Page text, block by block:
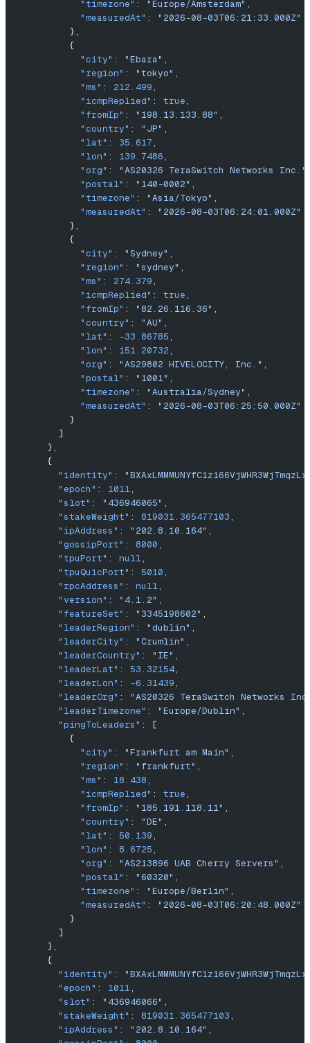
            "timezone"
: "Europe/Amsterdam" ,
            "measuredAt"
: "2026-08-03T06:21:33.000Z"
          },
          {
            "city"
: "Ebara" ,
            "region"
: "tokyo" ,
            "ms"
: 212.499,
            "icmpReplied"
: true,
            "fromIp"
: "198.13.133.88" ,
            "country"
: "JP" ,
            "lat"
: 35.617,
            "lon"
: 139.7486,
            "org"
: "AS20326 TeraSwitch Networks Inc."
            "postal"
: "140-0002" ,
            "timezone"
: "Asia/Tokyo" ,
            "measuredAt"
: "2026-08-03T06:24:01.000Z"
          },
          {
            "city"
: "Sydney" ,
            "region"
: "sydney" ,
            "ms"
: 274.379,
            "icmpReplied"
: true,
            "fromIp"
: "82.26.116.36" ,
            "country"
: "AU" ,
            "lat"
: -33.86785,
            "lon"
: 151.20732,
            "org"
: "AS29802 HIVELOCITY, Inc." ,
            "postal"
: "1001" ,
            "timezone"
: "Australia/Sydney" ,
            "measuredAt"
: "2026-08-03T06:25:50.000Z"
          }
        ]
      },
      {
        "identity"
:
        "epoch"
: 1011,
        "slot"
: "436946065" ,
        "stakeWeight"
: 819031.365477103,
        "ipAddress"
: "202.8.10.164" ,
        "gossipPort"
: 8000,
        "tpuPort"
: null,
        "tpuQuicPort"
: 5010,
        "rpcAddress"
: null,
        "version"
: "4.1.2" ,
        "featureSet"
: "3345198602" ,
        "leaderRegion"
: "dublin" ,
        "leaderCity"
: "Crumlin" ,
        "leaderCountry"
: "IE" ,
        "leaderLat"
: 53.32154,
        "leaderLon"
: -6.31439,
        "leaderOrg"
: "AS20326 TeraSwitch Networks
        "leaderTimezone"
: "Europe/Dublin" ,
        "pingToLeaders"
: [
          {
            "city"
: "Frankfurt am Main" ,
            "region"
: "frankfurt" ,
            "ms"
: 18.438,
            "icmpReplied"
: true,
            "fromIp"
: "185.191.118.11" ,
            "country"
: "DE" ,
            "lat"
: 50.139,
            "lon"
: 8.6725,
            "org"
: "AS213896 UAB Cherry Servers" ,
            "postal"
: "60320" ,
            "timezone"
: "Europe/Berlin" ,
            "measuredAt"
: "2026-08-03T06:20:48.000Z"
          }
        ]
      },
      {
        "identity"
:
        "epoch"
: 1011,
        "slot"
: "436946066" ,
        "stakeWeight"
: 819031.365477103,
        "ipAddress"
: "202.8.10.164" ,